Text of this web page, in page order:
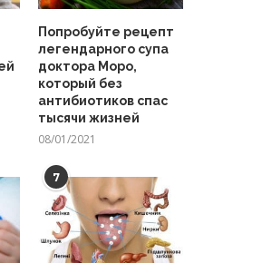
Попробуйте рецепт
легендарного супа
доктора Моро,
который без
антибиотиков спас
тысячи жизней
08/01/2021
7